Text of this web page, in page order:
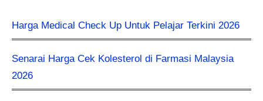
Harga Medical Check Up Untuk Pelajar Terkini 2026
Senarai Harga Cek Kolesterol di Farmasi Malaysia
2026